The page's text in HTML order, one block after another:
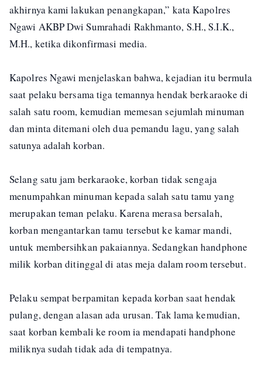
akhirnya kami lakukan penangkapan,” kata Kapolres
Ngawi AKBP Dwi Sumrahadi Rakhmanto, S.H., S.I.K.,
M.H., ketika dikonfirmasi media.
Kapolres Ngawi menjelaskan bahwa, kejadian itu bermula
saat pelaku bersama tiga temannya hendak berkaraoke di
salah satu room, kemudian memesan sejumlah minuman
dan minta ditemani oleh dua pemandu lagu, yang salah
satunya adalah korban.
Selang satu jam berkaraoke, korban tidak sengaja
menumpahkan minuman kepada salah satu tamu yang
merupakan teman pelaku. Karena merasa bersalah,
korban mengantarkan tamu tersebut ke kamar mandi,
untuk membersihkan pakaiannya. Sedangkan handphone
milik korban ditinggal di atas meja dalam room tersebut.
Pelaku sempat berpamitan kepada korban saat hendak
pulang, dengan alasan ada urusan. Tak lama kemudian,
saat korban kembali ke room ia mendapati handphone
miliknya sudah tidak ada di tempatnya.